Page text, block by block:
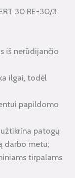
30 RE-30/3
iš nerūdijančio
ilgai, todėl
papildomo
patogų
darbo metu;
tirpalams